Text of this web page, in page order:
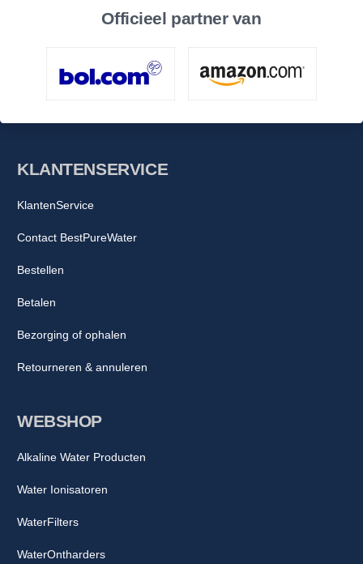
Officieel partner van
WEBSHOP
Alkaline Water Producten
Water Ionisatoren
WaterFilters
WaterOntharders
KLANTENSERVICE
KlantenService
Contact BestPureWater
Bestellen
Betalen
Bezorging of ophalen
Retourneren & annuleren